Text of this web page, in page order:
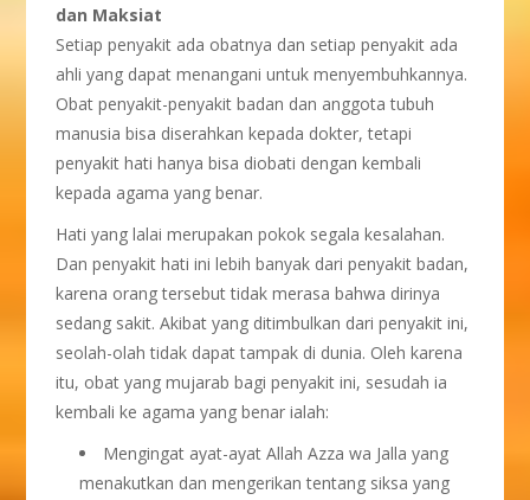
dan Maksiat
Setiap penyakit ada obatnya dan setiap penyakit ada
ahli yang dapat menangani untuk menyembuhkannya.
Obat penyakit-penyakit badan dan anggota tubuh
manusia bisa diserahkan kepada dokter, tetapi
penyakit hati hanya bisa diobati dengan kembali
kepada agama yang benar.
Hati yang lalai merupakan pokok segala kesalahan.
Dan penyakit hati ini lebih banyak dari penyakit badan,
karena orang tersebut tidak merasa bahwa dirinya
sedang sakit. Akibat yang ditimbulkan dari penyakit ini,
seolah-olah tidak dapat tampak di dunia. Oleh karena
itu, obat yang mujarab bagi penyakit ini, sesudah ia
kembali ke agama yang benar ialah:
Mengingat ayat-ayat Allah Azza wa Jalla yang
menakutkan dan mengerikan tentang siksa yang